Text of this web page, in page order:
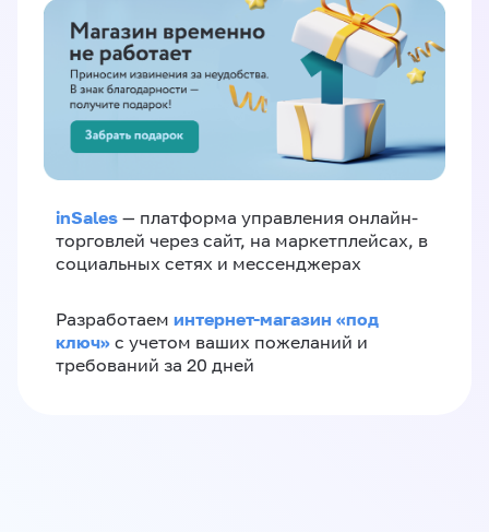
inSales — платформа управления онлайн-
торговлей через сайт, на маркетплейсах, в
социальных сетях и мессенджерах
Разработаем интернет-магазин «‎под
ключ»‎ с учетом ваших пожеланий и
требований за 20 дней